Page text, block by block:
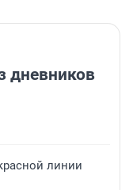
дневников
линии